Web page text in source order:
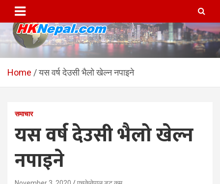
content
HKNepal.com – हङकङबाट
सञ्चालित पहिलो नेपाली अनलाईन
hknepal, hknepal.com, hk nepal, hk nepal com
Home यस वर्ष देउसी भैलो खेल्न नपाइने
समाचार
यस वर्ष देउसी भैलो खेल्न
नपाइने